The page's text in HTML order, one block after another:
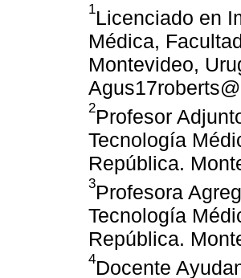
1Licenciado en
Médica,
Montevideo,
2Profesor
Tecnología
República.
3Profesora
Tecnología
República.
4Docente